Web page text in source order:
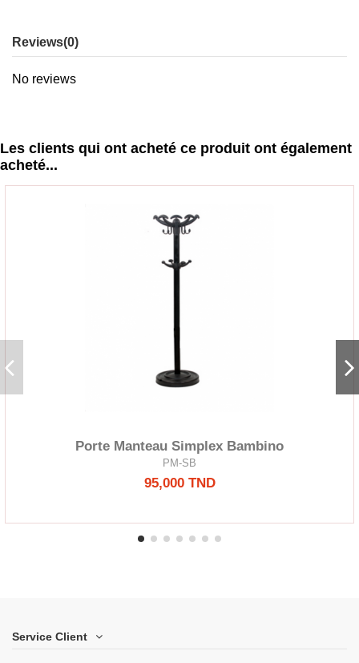
Reviews(0)
No reviews
Les clients qui ont acheté ce produit ont également
acheté...
Porte Manteau Simplex Bambino
PM-SB
95,000 TND
Service Client